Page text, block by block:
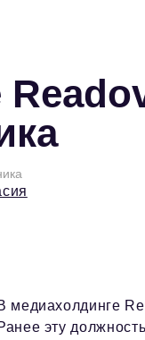
медиахолдинге
эту